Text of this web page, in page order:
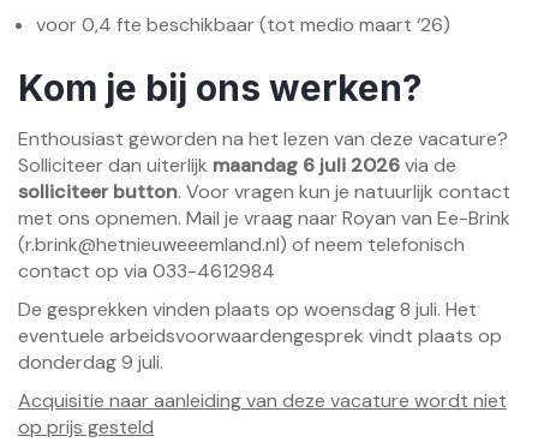
voor 0,4 fte beschikbaar (tot medio maart ‘26)
Kom je bij ons werken?
Enthousiast geworden na het lezen van deze vacature?
Solliciteer dan uiterlijk maandag 6 juli 2026via de
solliciteer button. Voor vragen kun je natuurlijk contact
met ons opnemen. Mail je vraag naar Royan van Ee-Brink
(r.brink@hetnieuweeemland.nl) of neem telefonisch
contact op via 033-4612984
De gesprekken vinden plaats op woensdag 8 juli. Het
eventuele arbeidsvoorwaardengesprek vindt plaats op
donderdag 9 juli.
Acquisitie naar aanleiding van deze vacature wordt niet
op prijs gesteld